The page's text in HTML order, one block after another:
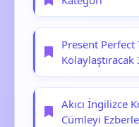
Present Perfect
Akıcı İngilizce
Cümleyi